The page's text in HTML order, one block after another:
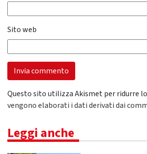
Sito web
Questo sito utilizza Akismet per ridurre
vengono elaborati i dati derivati dai
Leggi anche